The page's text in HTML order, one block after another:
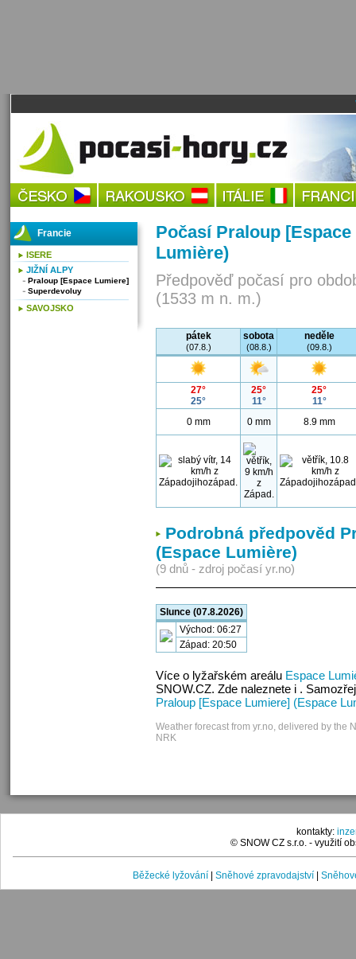
Počasí Praloup
Lumière)
Předpověď počasí pro
(1533 m n. m.)
pátek
(07.8.)
sobota
(08.8.)
neděle
(09.8.)
27°
25°
25°
11°
25°
11°
0 mm
0 mm 8.9 mm
Podrobná předpověd
(Espace Lumière)
(9 dnů - zdroj počasí yr.no)
Slunce (07.8.2026)
Východ: 06:27
Západ: 20:50
Více o lyžařském areálu Espace
SNOW.CZ. Zde naleznete i .
Praloup [Espace Lumiere] (Espace
Weather forecast from yr.no, delivered by the
NRK
Francie
ISERE
JIŽNÍ ALPY
Praloup [Espace Lumiere]
Superdevoluy
SAVOJSKO
kontakty:
© SNOW CZ s.r.o. - využití
Běžecké lyžování Sněhové zpravodajství